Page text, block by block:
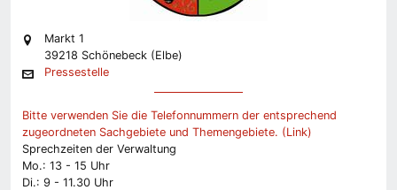
Markt 1
39218 Schönebeck (Elbe)
Pressestelle
Bitte verwenden Sie die Telefonnummern der entsprechend
zugeordneten Sachgebiete und Themengebiete. (Link)
Sprechzeiten der Verwaltung
Mo.: 13 - 15 Uhr
Di.: 9 - 11.30 Uhr